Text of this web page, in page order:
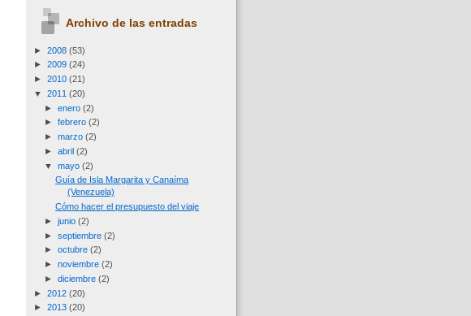
Archivo de las entradas
► 2008 (53)
► 2009 (24)
► 2010 (21)
▼ 2011 (20)
► enero (2)
► febrero (2)
► marzo (2)
► abril (2)
▼ mayo (2)
Guía de Isla Margarita y Canaíma
(Venezuela)
Cómo hacer el presupuesto del viaje
► junio (2)
► septiembre (2)
► octubre (2)
► noviembre (2)
► diciembre (2)
► 2012 (20)
► 2013 (20)